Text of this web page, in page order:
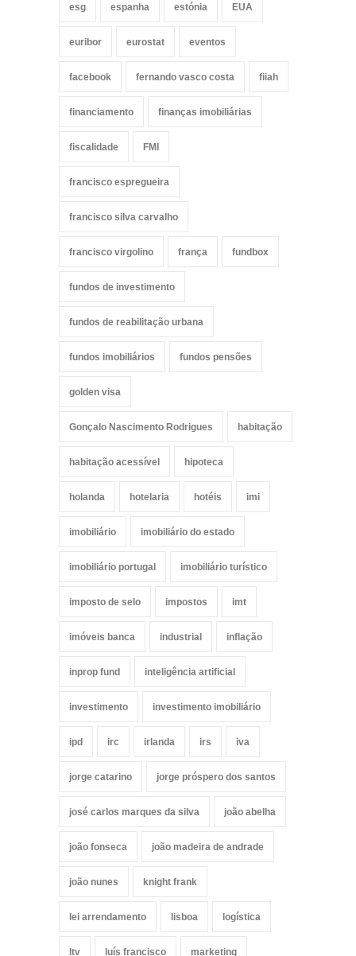
esg espanha estónia EUA
euribor eurostat eventos
facebook fernando vasco costa fiiah
financiamento finanças imobiliárias
fiscalidade FMI
francisco espregueira
francisco silva carvalho
francisco virgolino frança fundbox
fundos de investimento
fundos de reabilitação urbana
fundos imobiliários fundos pensões
golden visa
Gonçalo Nascimento Rodrigues habitação
habitação acessível hipoteca
holanda hotelaria hotéis imi
imobiliário imobiliário do estado
imobiliário portugal imobiliário turístico
imposto de selo impostos imt
imóveis banca industrial inflação
inprop fund inteligência artificial
investimento investimento imobiliário
ipd irc irlanda irs iva
jorge catarino jorge próspero dos santos
josé carlos marques da silva joão abelha
joão fonseca joão madeira de andrade
joão nunes knight frank
lei arrendamento lisboa logística
ltv luís francisco marketing